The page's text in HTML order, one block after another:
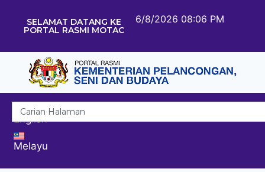
SELAMAT DATANG KE
PORTAL RASMI MOTAC
6/8/2026 08:06 PM
English
Melayu